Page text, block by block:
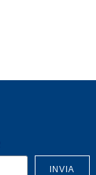
INVIA